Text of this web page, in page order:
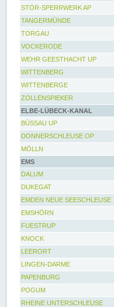
STÖR-SPERRWERK AP
TANGERMÜNDE
TORGAU
VOCKERODE
WEHR GEESTHACHT UP
WITTENBERG
WITTENBERGE
ZOLLENSPIEKER
ELBE-LÜBECK-KANAL
BÜSSAU UP
DONNERSCHLEUSE OP
MÖLLN
EMS
DALUM
DUKEGAT
EMDEN NEUE SEESCHLEUSE
EMSHÖRN
FUESTRUP
KNOCK
LEERORT
LINGEN-DARME
PAPENBURG
POGUM
RHEINE UNTERSCHLEUSE